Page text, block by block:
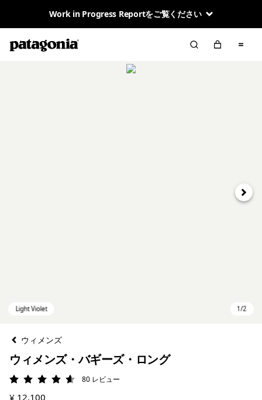
Work in Progress Reportをご覧ください
次へ
ウィメンズ
ウィメンズ・バギーズ・ロング
評価: 4.6 / 5
80 レビュー
¥ 12,100